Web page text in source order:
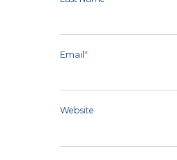
Email *
Website